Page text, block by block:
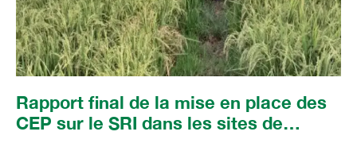
Rapport final de la mise en place des
CEP sur le SRI dans les sites de